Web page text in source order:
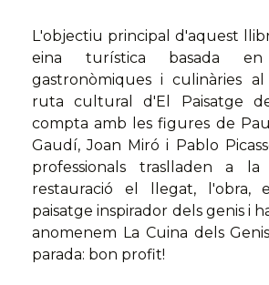
L'objectiu principal d'aquest
eina turística basada en
gastronòmiques i culinàries
ruta cultural d'El Paisatge
compta amb les figures de Pau
Gaudí, Joan Miró i Pablo
professionals traslladen a
restauració el llegat, l'obra,
paisatge inspirador dels genis i
anomenem La Cuina dels
parada: bon profit!